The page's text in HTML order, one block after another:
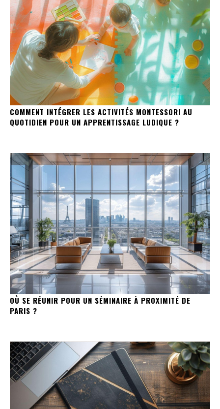
COMMENT INTÉGRER LES ACTIVITÉS MONTESSORI AU
QUOTIDIEN POUR UN APPRENTISSAGE LUDIQUE ?
OÙ SE RÉUNIR POUR UN SÉMINAIRE À PROXIMITÉ DE
PARIS ?